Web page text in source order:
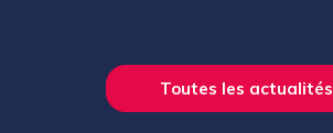
Toutes les actualités